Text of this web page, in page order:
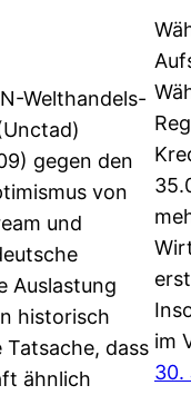
Welthandels-
gegen den
von
und
Auslastung
historisch
dass
ähnlich
im
30.